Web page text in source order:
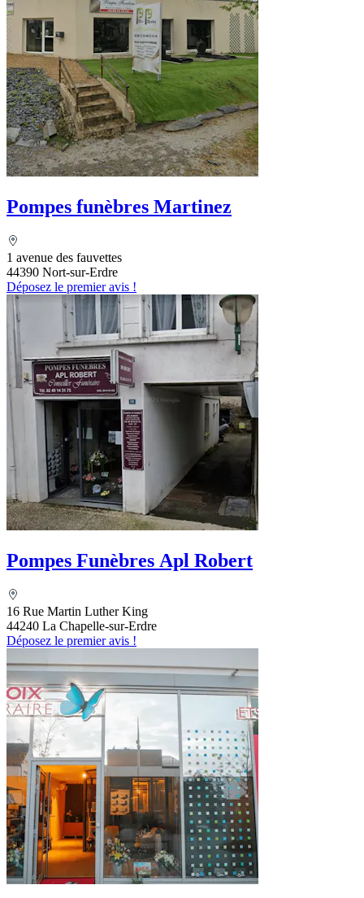
Pompes funèbres Martinez
1 avenue des fauvettes
44390 Nort-sur-Erdre
Déposez le premier avis !
Pompes Funèbres Apl Robert
16 Rue Martin Luther King
44240 La Chapelle-sur-Erdre
Déposez le premier avis !